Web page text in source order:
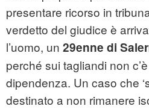
presentare ricorso in
verdetto del giudice è
l’uomo, un 29enne di
perché sui tagliandi non
dipendenza. Un caso che
destinato a non rimanere